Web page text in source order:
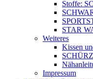
Stoffe:
STAR
Weiteres
Kissen
Impressum